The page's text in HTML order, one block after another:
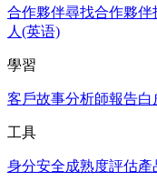
合作夥伴尋找合作夥伴
人(英语)
學習
客戶故事分析師報告白
工具
身分安全成熟度評估產